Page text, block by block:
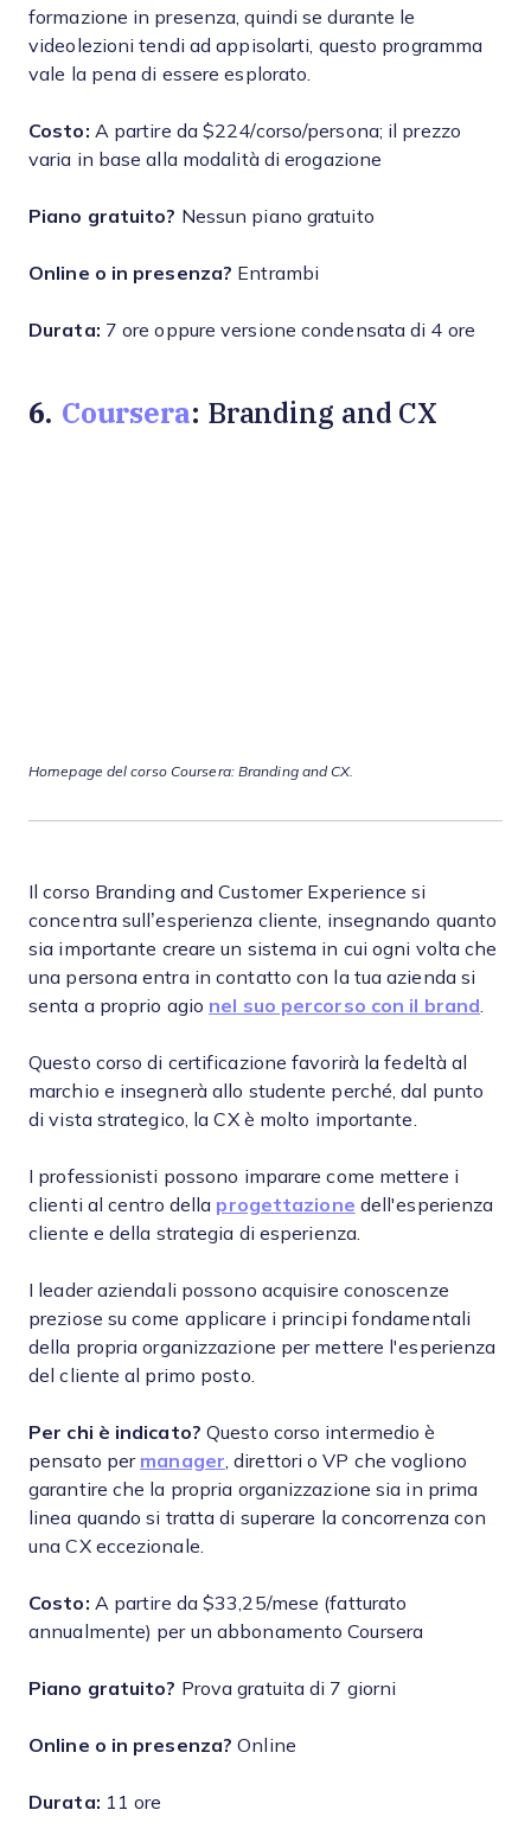
formazione in presenza, quindi se durante le
videolezioni tendi ad appisolarti, questo programma
vale la pena di essere esplorato.
Costo: A partire da $224/corso/persona; il prezzo
varia in base alla modalità di erogazione
Piano gratuito? Nessun piano gratuito
Online o in presenza? Entrambi
Durata: 7 ore oppure versione condensata di 4 ore
6. Coursera: Branding and CX
Homepage del corso Coursera: Branding and CX.
Il corso Branding and Customer Experience si
concentra sull’esperienza cliente, insegnando quanto
sia importante creare un sistema in cui ogni volta che
una persona entra in contatto con la tua azienda si
senta a proprio agio nel suo percorso con il brand
Questo corso di certificazione favorirà la fedeltà al
marchio e insegnerà allo studente perché, dal punto
di vista strategico, la CX è molto importante.
I professionisti possono imparare come mettere i
clienti al centro della progettazione dell'esperienza
cliente e della strategia di esperienza.
I leader aziendali possono acquisire conoscenze
preziose su come applicare i principi fondamentali
della propria organizzazione per mettere l'esperienza
del cliente al primo posto.
Per chi è indicato? Questo corso intermedio è
pensato per manager , direttori o VP che vogliono
garantire che la propria organizzazione sia in prima
linea quando si tratta di superare la concorrenza con
una CX eccezionale.
Costo: A partire da $33,25/mese (fatturato
annualmente) per un abbonamento Coursera
Piano gratuito? Prova gratuita di 7 giorni
Online o in presenza?Online
Durata: 11 ore